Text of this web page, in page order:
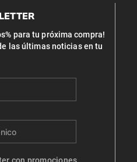
para tu próxima compra!
las últimas noticias en tu